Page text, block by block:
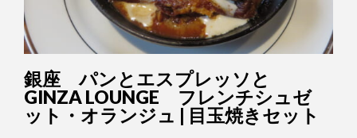
銀座 パンとエスプレッソと
GINZA LOUNGE フレンチシュゼ
ット・オランジュ | 目玉焼きセット